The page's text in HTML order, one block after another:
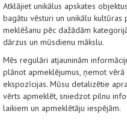
Atklājiet unikālus apskates
bagātu vēsturi un unikālu
meklēšanu pēc dažādām
dārzus un mūsdienu mākslu.
Mēs regulāri atjauninām
plānot apmeklējumus, ņemot
ekspozīcijas. Mūsu detalizētie
vērts apmeklēt, sniedzot pilnu
laikiem un apmeklētāju iespējām.